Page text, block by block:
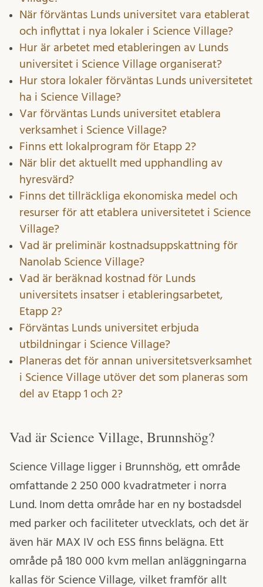
När förväntas Lunds universitet vara etablerat
och inflyttat i nya lokaler i Science Village?
Hur är arbetet med etableringen av Lunds
universitet i Science Village organiserat?
Hur stora lokaler förväntas Lunds universitetet
ha i Science Village?
Var förväntas Lunds universitet etablera
verksamhet i Science Village?
Finns ett lokalprogram för Etapp 2?
När blir det aktuellt med upphandling av
hyresvärd?
Finns det tillräckliga ekonomiska medel och
resurser för att etablera universitetet i Science
Village?
Vad är preliminär kostnadsuppskattning för
Nanolab Science Village?
Vad är beräknad kostnad för Lunds
universitets insatser i etableringsarbetet,
Etapp 2?
Förväntas Lunds universitet erbjuda
utbildningar i Science Village?
Planeras det för annan universitetsverksamhet
i Science Village utöver det som planeras som
del av Etapp 1 och 2?
Vad är Science Village, Brunnshög?
Science Village ligger i Brunnshög, ett område
omfattande 2 250 000 kvadratmeter i norra
Lund. Inom detta område har en ny bostadsdel
med parker och faciliteter utvecklats, och det är
även här MAX IV och ESS finns belägna. Ett
område på 180 000 kvm mellan anläggningarna
kallas för Science Village, vilket framför allt